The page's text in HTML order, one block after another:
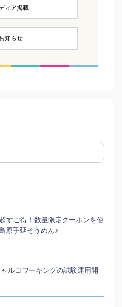
ィア掲載
お知らせ
すご得！数量限定クーポンを使
原手延そうめん♪
ルコワーキングの試験運用開